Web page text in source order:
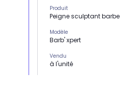
Produit
Peigne sculptant barbe
Modèle
Barb' xpert
Vendu
à l'unité